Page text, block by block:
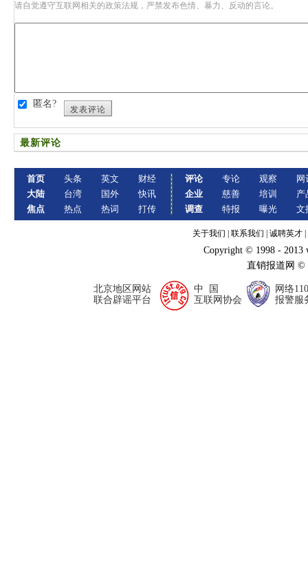
请自觉遵守互联网相关的政策法规，严禁发布色情、暴力、反动的言论。
匿名?
发表评论
最新评论
首页
大陆
焦点
头条
台湾
热点
英文
国外
热词
财经
快讯
打传
评论
企业
调查
专论
慈善
特报
观察
培训
曝光
网
产
文
关于我们 联系我们 诚聘英才
Copyright © 1998 - 2013
直销报道网
北京地区网站
联合辟谣平台
中 国
互联网协会
网络110
报警服